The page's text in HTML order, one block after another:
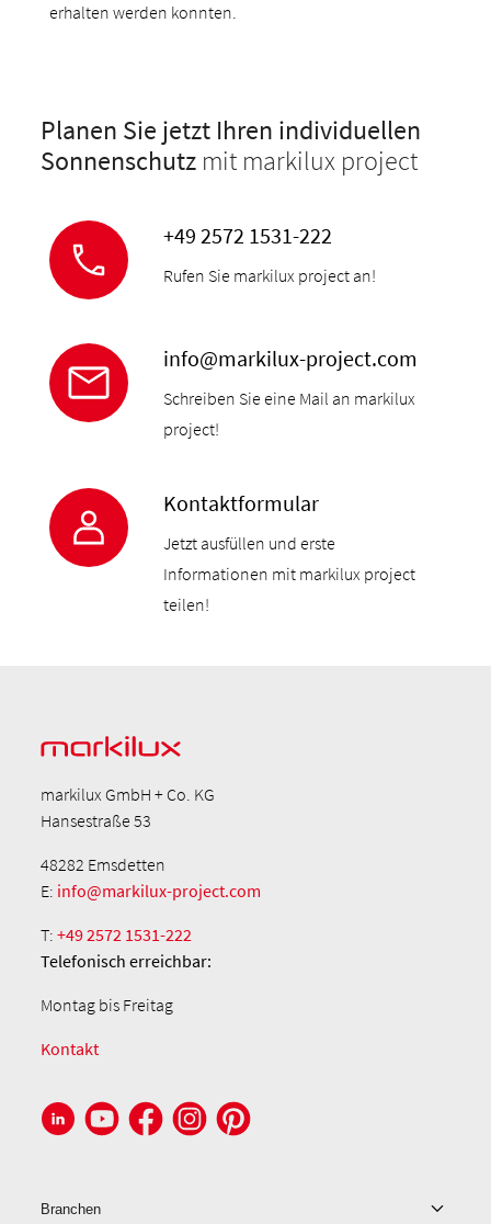
erhalten werden konnten.
Planen Sie jetzt Ihren individuellen
Sonnenschutz mit markilux project
+49 2572 1531-222
Rufen Sie markilux project an!
info@markilux-project.com
Schreiben Sie eine Mail an markilux
project!
Kontaktformular
Jetzt ausfüllen und erste
Informationen mit markilux project
teilen!
markilux GmbH + Co. KG
Hansestraße 53
48282 Emsdetten
E: info@markilux-project.com
T:+49 2572 1531-222
Telefonisch erreichbar:
Montag bis Freitag
Kontakt
Branchen